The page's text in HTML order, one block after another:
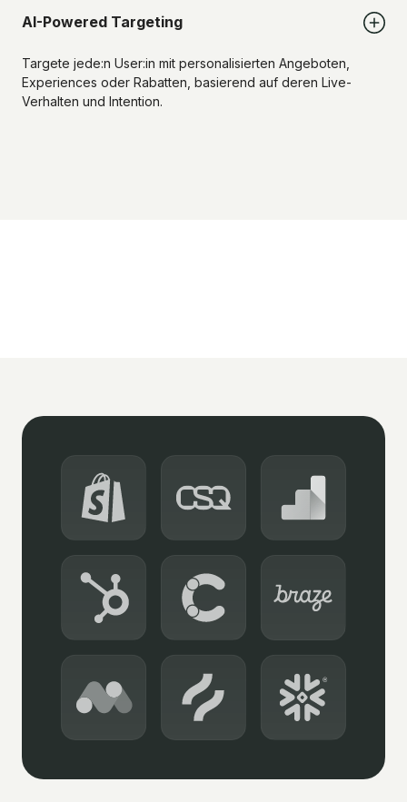
AI-Powered Targeting
Targete jede:n User:in mit personalisierten Angeboten,
Experiences oder Rabatten, basierend auf deren Live-
Verhalten und Intention.